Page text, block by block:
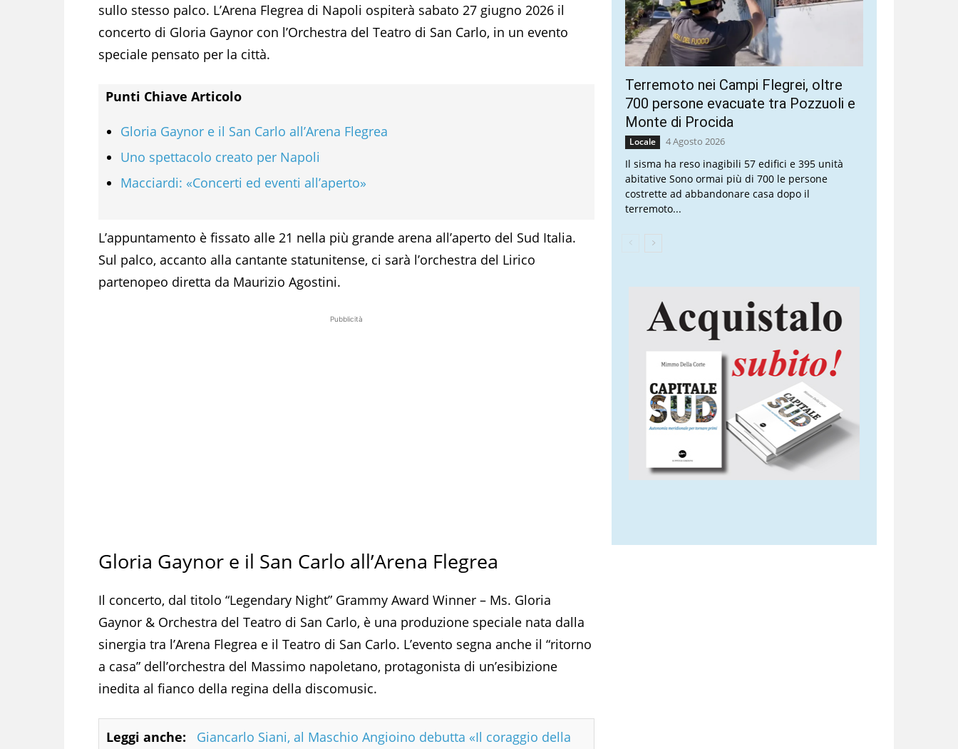
sullo stesso palco. L’Arena Flegrea di Napoli ospiterà sabato 27 giugno 2026 il
concerto di Gloria Gaynor con l’Orchestra del Teatro di San Carlo, in un evento
speciale pensato per la città.
Punti Chiave Articolo
Gloria Gaynor e il San Carlo all’Arena Flegrea
Uno spettacolo creato per Napoli
Macciardi: «Concerti ed eventi all’aperto»
L’appuntamento è fissato alle 21 nella più grande arena all’aperto del Sud Italia.
Sul palco, accanto alla cantante statunitense, ci sarà l’orchestra del Lirico
partenopeo diretta da Maurizio Agostini.
Pubblicità
Gloria Gaynor e il San Carlo all’Arena Flegrea
Il concerto, dal titolo “Legendary Night” Grammy Award Winner – Ms. Gloria
Gaynor & Orchestra del Teatro di San Carlo, è una produzione speciale nata dalla
sinergia tra l’Arena Flegrea e il Teatro di San Carlo. L’evento segna anche il “ritorno
a casa” dell’orchestra del Massimo napoletano, protagonista di un’esibizione
inedita al fianco della regina della discomusic.
Leggi anche:
Giancarlo Siani, al Maschio Angioino debutta «Il coraggio della
Terremoto nei Campi Flegrei, oltre
700 persone evacuate tra Pozzuoli e
Monte di Procida
Locale 4 Agosto 2026
Il sisma ha reso inagibili 57 edifici e 395 unità
abitative Sono ormai più di 700 le persone
costrette ad abbandonare casa dopo il
terremoto...